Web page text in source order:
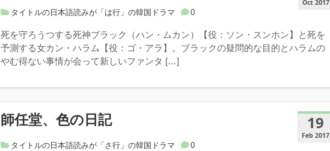
Oct 2017
タイトルの日本語読みが「は行」の韓国ドラマ 0
死を守ろうつする死神ブラック（ハン・ムカン）【役：ソン・スンホン】と死を
予測する女カン・ハラム【役：ゴ・アラ】。ブラックの疑問的な目的とハラムの
やむ得ない事情が会って新しいファンタ […]
19
Feb 2017
師任堂、色の日記
タイトルの日本語読みが「さ行」の韓国ドラマ 0